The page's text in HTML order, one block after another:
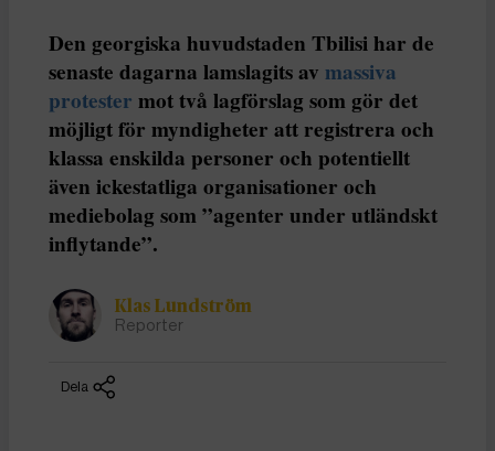
Den georgiska huvudstaden Tbilisi har de
senaste dagarna lamslagits av massiva
protester mot två lagförslag som gör det
möjligt för myndigheter att registrera och
klassa enskilda personer och potentiellt
även ickestatliga organisationer och
mediebolag som ”agenter under utländskt
inflytande”.
Klas Lundström
Reporter
Dela